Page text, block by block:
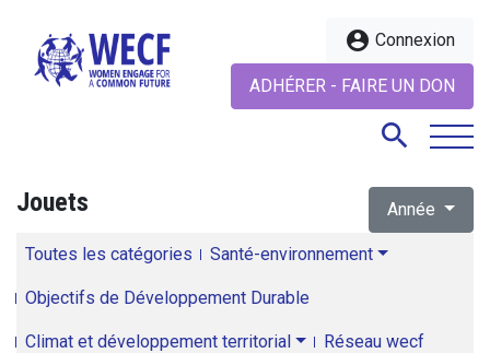
account_circle Connexion
ADHÉRER - FAIRE UN DON
search
Jouets Année
Toutes les catégories Santé-environnement
Objectifs de Développement Durable
Climat et développement territorial Réseau wecf